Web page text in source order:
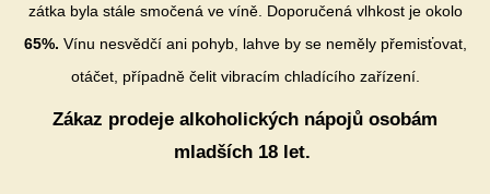
zátka byla stále smočená ve víně. Doporučená vlhkost je okolo
65%. Vínu nesvědčí ani pohyb, lahve by se neměly přemisťovat,
otáčet, případně čelit vibracím chladícího zařízení.
Zákaz prodeje alkoholických nápojů osobám
mladších 18 let.